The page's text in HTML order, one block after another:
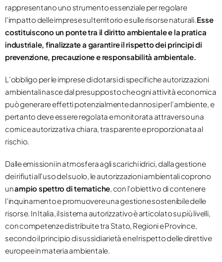
rappresentano uno strumento essenziale per regolare
l’impatto delle imprese sul territorio e sulle risorse naturali. Esse
costituiscono un ponte tra il diritto ambientale e la pratica
industriale, finalizzate a garantire il rispetto dei principi di
prevenzione, precauzione e responsabilità ambientale.
L’obbligo per le imprese di dotarsi di specifiche autorizzazioni
ambientali nasce dal presupposto che ogni attività economica
può generare effetti potenzialmente dannosi per l’ambiente, e
pertanto deve essere regolata e monitorata attraverso una
cornice autorizzativa chiara, trasparente e proporzionata al
rischio.
Dalle emissioni in atmosfera agli scarichi idrici, dalla gestione
dei rifiuti all’uso del suolo, le autorizzazioni ambientali coprono
unampio spettro di tematiche , con l’obiettivo di contenere
l’inquinamento e promuovere una gestione sostenibile delle
risorse. In Italia, il sistema autorizzativo è articolato su più livelli,
con competenze distribuite tra Stato, Regioni e Province,
secondo il principio di sussidiarietà e nel rispetto delle direttive
europee in materia ambientale.